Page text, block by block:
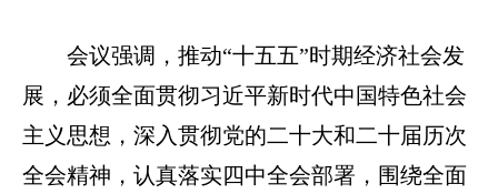
会议强调，推动“十五五”时期经济社会发
展，必须全面贯彻习近平新时代中国特色社会
主义思想，深入贯彻党的二十大和二十届历次
全会精神，认真落实四中全会部署，围绕全面